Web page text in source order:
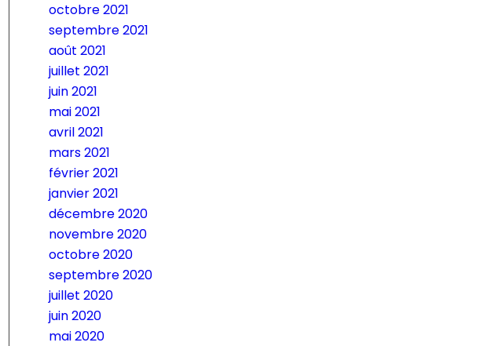
octobre 2021
septembre 2021
août 2021
juillet 2021
juin 2021
mai 2021
avril 2021
mars 2021
février 2021
janvier 2021
décembre 2020
novembre 2020
octobre 2020
septembre 2020
juillet 2020
juin 2020
mai 2020